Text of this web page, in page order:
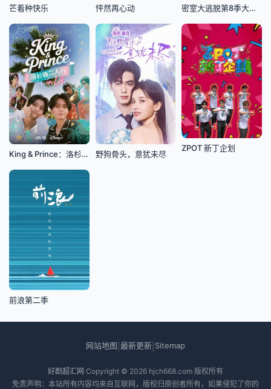
芒着种快乐 怦然再心动 密室大逃脱第8季大神版
King & Prince：洛杉矶二人行 野狗骨头，意犹未尽
ZPOT 新丁企划
前浪第二季
网站地图 最新更新 Sitemap
好剧超汇网 Copyright © 2026 hjch668.com 版权所有
免责声明：本站所有内容均来自互联网，版权归原创者所有，如果侵犯了你的